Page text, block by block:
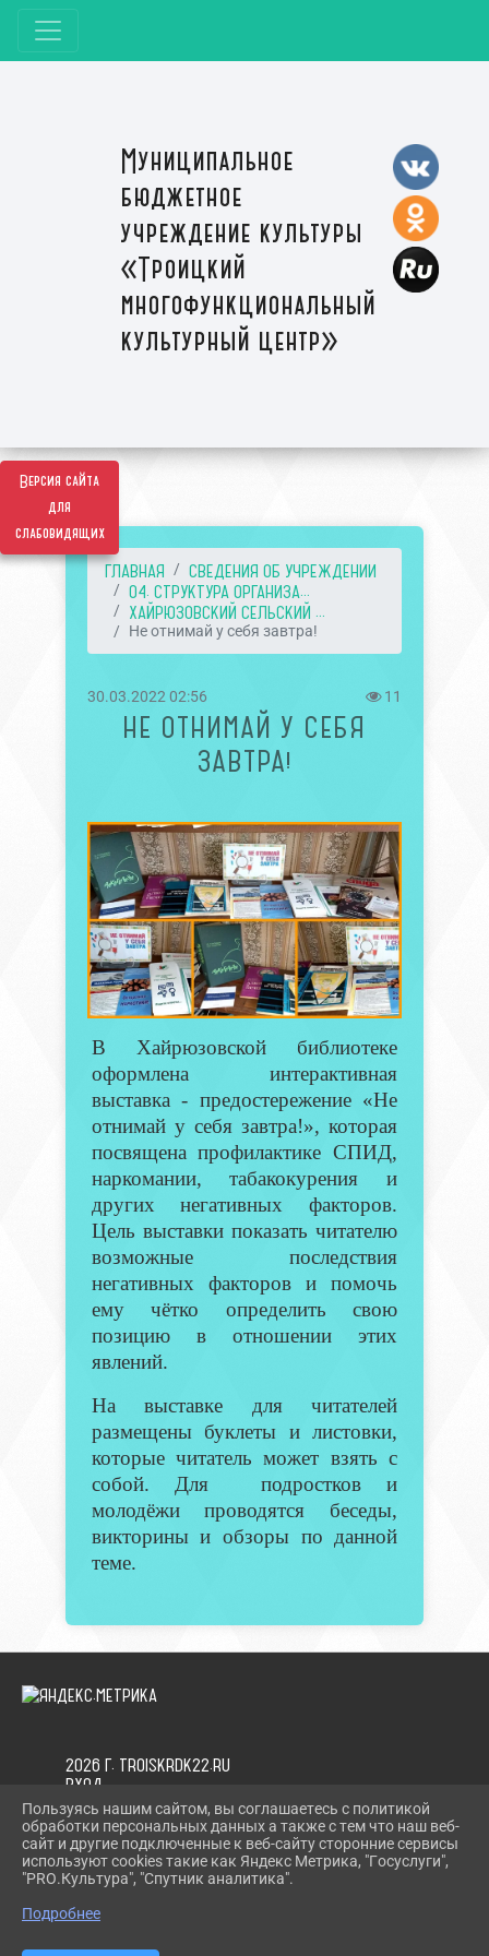
Версия сайта
для
слабовидящих
Муниципальное
бюджетное
учреждение культуры
«Троицкий
многофункциональный
культурный центр»
ГЛАВНАЯ
СВЕДЕНИЯ ОБ УЧРЕЖДЕНИИ
04. СТРУКТУРА ОРГАНИЗА...
ХАЙРЮЗОВСКИЙ СЕЛЬСКИЙ ...
Не отнимай у себя завтра!
30.03.2022 02:56 11
НЕ ОТНИМАЙ У СЕБЯ
ЗАВТРА!
В Хайрюзовской библиотеке
оформлена интерактивная
выставка - предостережение «Не
отнимай у себя завтра!», которая
посвящена профилактике СПИД,
наркомании, табакокурения и
других негативных факторов.
Цель выставки показать читателю
возможные последствия
негативных факторов и помочь
ему чётко определить свою
позицию в отношении этих
явлений.
На выставке для читателей
размещены буклеты и листовки,
которые читатель может взять с
собой. Для подростков и
молодёжи проводятся беседы,
викторины и обзоры по данной
теме.
2026 Г. TROISKRDK22.RU
ВХОД
КАРТА САЙТА
ПОЛИТИКА ОБРАБОТКИ ПЕРСОНАЛЬНЫХ ДАННЫХ
СДЕЛАНО НА KUBCMS
РАЗРАБОТКА И ПОДДЕРЖКА
Пользуясь нашим сайтом, вы соглашаетесь с политикой
обработки персональных данных а также с тем что наш веб-
сайт и другие подключенные к веб-сайту сторонние сервисы
используют cookies такие как Яндекс Метрика, "Госуслуги",
"PRO.Культура", "Спутник аналитика".
Подробнее